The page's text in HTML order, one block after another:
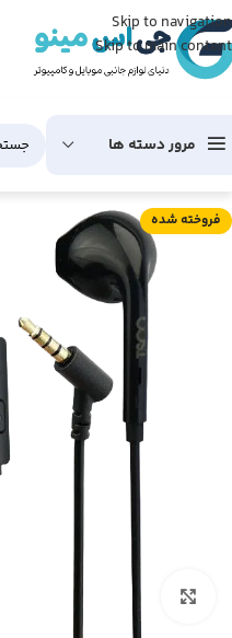
Skip to navigation
Skip to main content
مرور دسته ها
فروخته شده
برای بزرگنمایی کلیک کنید